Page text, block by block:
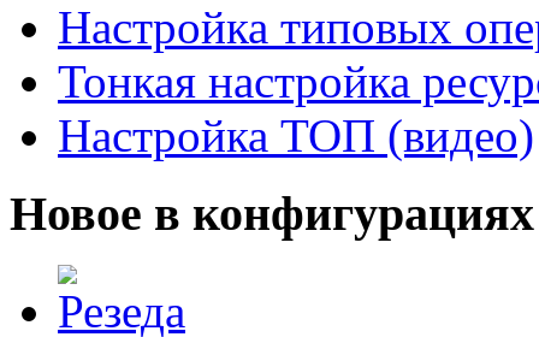
Настройка типовых
Тонкая настройка
Настройка ТОП (видео)
Новое в конфигурациях